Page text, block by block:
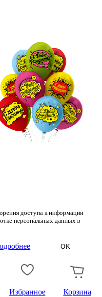
доступа к информации
персональных данных в
OK
Избранное Корзина